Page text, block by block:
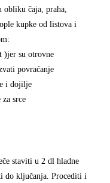
obliku čaja, praha,
kupke od listova i
)jer su otrovne
povraćanje
i dojilje
srce
staviti u 2 dl hladne
do ključanja. Procediti i